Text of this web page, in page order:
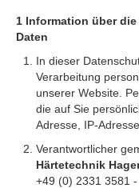
KONTAKT
1 Information über
Daten
In dieser
Verarbeitung
unserer Website.
die auf Sie
Adresse, IP-
Verantwortlicher
Härtetechnik
+49 (0) 2331 3581